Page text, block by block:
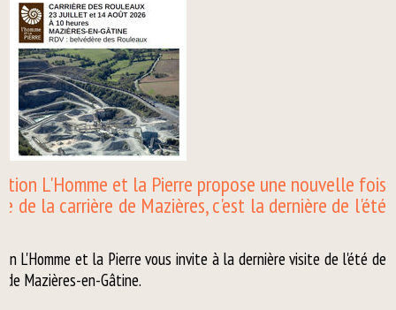
L'Homme et la Pierre propose une nouvelle fois
de la carrière de Mazières, c'est la dernière de l'été
L'Homme et la Pierre vous invite à la dernière visite de l'été de
de Mazières-en-Gâtine.